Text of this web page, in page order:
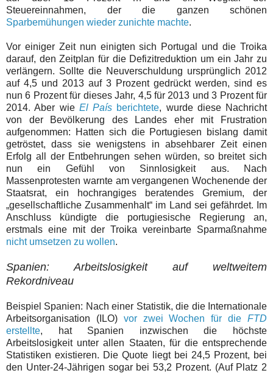
Steuereinnahmen, der die ganzen schönen
Sparbemühungen wieder zunichte machte.
Vor einiger Zeit nun einigten sich Portugal und die Troika
darauf, den Zeitplan für die Defizitreduktion um ein Jahr zu
verlängern. Sollte die Neuverschuldung ursprünglich 2012
auf 4,5 und 2013 auf 3 Prozent gedrückt werden, sind es
nun 6 Prozent für dieses Jahr, 4,5 für 2013 und 3 Prozent für
2014. Aber wie El País berichtete, wurde diese Nachricht
von der Bevölkerung des Landes eher mit Frustration
aufgenommen: Hatten sich die Portugiesen bislang damit
getröstet, dass sie wenigstens in absehbarer Zeit einen
Erfolg all der Entbehrungen sehen würden, so breitet sich
nun ein Gefühl von Sinnlosigkeit aus. Nach
Massenprotesten warnte am vergangenen Wochenende der
Staatsrat, ein hochrangiges beratendes Gremium, der
„gesellschaftliche Zusammenhalt“ im Land sei gefährdet. Im
Anschluss kündigte die portugiesische Regierung an,
erstmals eine mit der Troika vereinbarte Sparmaßnahme
nicht umsetzen zu wollen.
Spanien: Arbeitslosigkeit auf weltweitem
Rekordniveau
Beispiel Spanien: Nach einer Statistik, die die Internationale
Arbeitsorganisation (ILO) vor zwei Wochen für dieFTD
erstellte, hat Spanien inzwischen die höchste
Arbeitslosigkeit unter allen Staaten, für die entsprechende
Statistiken existieren. Die Quote liegt bei 24,5 Prozent, bei
den Unter-24-Jährigen sogar bei 53,2 Prozent. (Auf Platz 2